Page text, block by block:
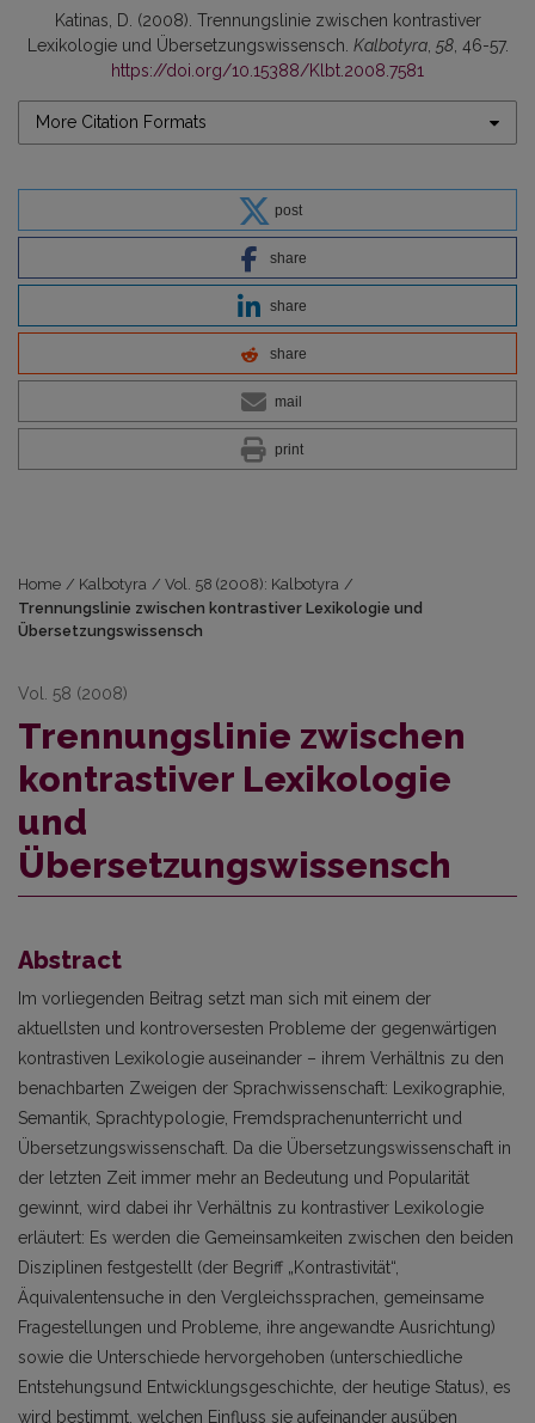
Katinas, D. (2008). Trennungslinie zwischen kontrastiver
Lexikologie und Übersetzungswissensch. Kalbotyra, 58, 46-57.
https://doi.org/10.15388/Klbt.2008.7581
More Citation Formats
post
share
share
share
mail
print
Home / Kalbotyra / Vol. 58 (2008): Kalbotyra /
Trennungslinie zwischen kontrastiver Lexikologie und
Übersetzungswissensch
Vol. 58 (2008)
Trennungslinie zwischen
kontrastiver Lexikologie
und
Übersetzungswissensch
Abstract
Im vorliegenden Beitrag setzt man sich mit einem der
aktuellsten und kontroversesten Probleme der gegenwärtigen
kontrastiven Lexikologie auseinander – ihrem Verhältnis zu den
benachbarten Zweigen der Sprachwissenschaft: Lexikographie,
Semantik, Sprachtypologie, Fremdsprachenunterricht und
Übersetzungswissenschaft. Da die Übersetzungswissenschaft in
der letzten Zeit immer mehr an Bedeutung und Popularität
gewinnt, wird dabei ihr Verhältnis zu kontrastiver Lexikologie
erläutert: Es werden die Gemeinsamkeiten zwischen den beiden
Disziplinen festgestellt (der Begriff „Kontrastivität“,
Äquivalentensuche in den Vergleichssprachen, gemeinsame
Fragestellungen und Probleme, ihre angewandte Ausrichtung)
sowie die Unterschiede hervorgehoben (unterschiedliche
Entstehungsund Entwicklungsgeschichte, der heutige Status), es
wird bestimmt, welchen Einfluss sie aufeinander ausüben